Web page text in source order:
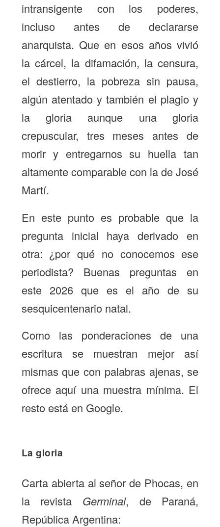
intransigente con los poderes,
incluso antes de declararse
anarquista. Que en esos años vivió
la cárcel, la difamación, la censura,
el destierro, la pobreza sin pausa,
algún atentado y también el plagio y
la gloria aunque una gloria
crepuscular, tres meses antes de
morir y entregarnos su huella tan
altamente comparable con la de José
Martí.
En este punto es probable que la
pregunta inicial haya derivado en
otra: ¿por qué no conocemos ese
periodista? Buenas preguntas en
este 2026 que es el año de su
sesquicentenario natal.
Como las ponderaciones de una
escritura se muestran mejor así
mismas que con palabras ajenas, se
ofrece aquí una muestra mínima. El
resto está en Google.
La gloria
Carta abierta al señor de Phocas, en
la revista Germinal, de Paraná,
República Argentina: